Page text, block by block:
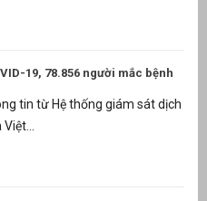
19, 78.856 người mắc bệnh
tin từ Hệ thống giám sát dịch